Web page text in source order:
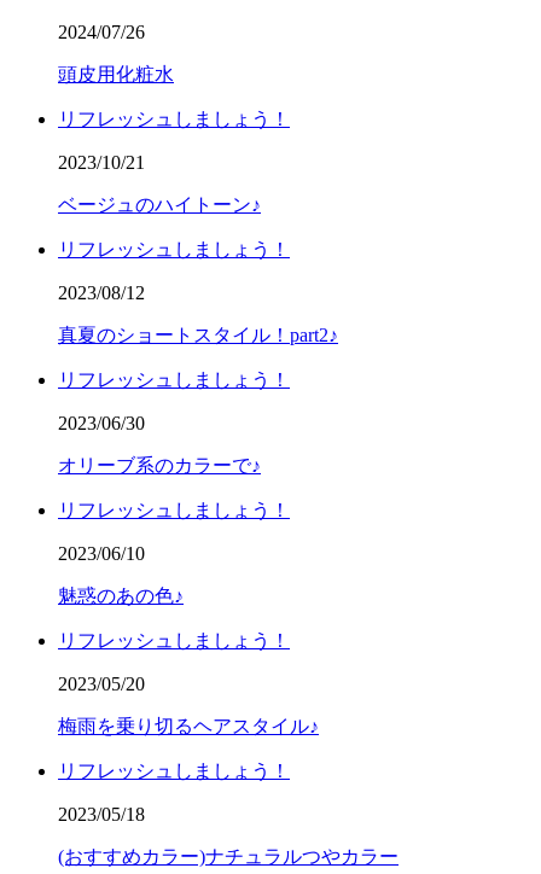
2024/07/26
頭皮用化粧水
リフレッシュしましょう！
2023/10/21
ベージュのハイトーン♪
リフレッシュしましょう！
2023/08/12
真夏のショートスタイル！part2♪
リフレッシュしましょう！
2023/06/30
オリーブ系のカラーで♪
リフレッシュしましょう！
2023/06/10
魅惑のあの色♪
リフレッシュしましょう！
2023/05/20
梅雨を乗り切るヘアスタイル♪
リフレッシュしましょう！
2023/05/18
(おすすめカラー)ナチュラルつやカラー